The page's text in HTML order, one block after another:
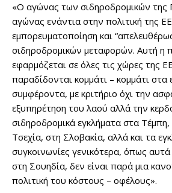
«Ο αγώνας των σιδηροδρομικών της
αγώνας ενάντια στην πολιτική της
εμπορευματοποίηση και
σιδηροδρομικών μεταφορών. Αυτή η
εφαρμόζεται σε όλες τις χώρες της
παραδίδονται κομμάτι – κομμάτι στα
συμφέροντα, με κριτήριο όχι την
εξυπηρέτηση του λαού αλλά την
σιδηροδρομικά εγκλήματα στα
Τσεχία, στη Σλοβακία, αλλά και τα
συγκοινωνίες γενικότερα, όπως αυτά
στη Σουηδία, δεν είναι παρά μια
πολιτική του κόστους – οφέλους».